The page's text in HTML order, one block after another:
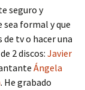
seguro y
sea formal y que
tv o hacer una
2 discos: Javier
Ángela
. He grabado